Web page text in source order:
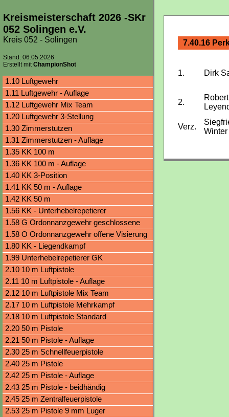
Kreismeisterschaft 2026 -SKr
052 Solingen e.V.
Kreis 052 - Solingen
Stand: 06.05.2026
Erstellt mitChampionShot
1.10 Luftgewehr
1.11 Luftgewehr - Auflage
1.12 Luftgewehr Mix Team
1.20 Luftgewehr 3-Stellung
1.30 Zimmerstutzen
1.31 Zimmerstutzen - Auflage
1.35 KK 100 m
1.36 KK 100 m - Auflage
1.40 KK 3-Position
1.41 KK 50 m - Auflage
1.42 KK 50 m
1.56 KK - Unterhebelrepetierer
1.58 G Ordonnanzgewehr geschlossene
Visierung
1.58 O Ordonnanzgewehr offene Visierung
1.80 KK - Liegendkampf
1.99 Unterhebelrepetierer GK
2.10 10 m Luftpistole
2.11 10 m Luftpistole - Auflage
2.12 10 m Luftpistole Mix Team
2.17 10 m Luftpistole Mehrkampf
2.18 10 m Luftpistole Standard
2.20 50 m Pistole
2.21 50 m Pistole - Auflage
2.30 25 m Schnellfeuerpistole
2.40 25 m Pistole
2.42 25 m Pistole - Auflage
2.43 25 m Pistole - beidhändig
2.45 25 m Zentralfeuerpistole
2.53 25 m Pistole 9 mm Luger
7.40.16
1. Dirk
2.
Robert
Verz.
Winter